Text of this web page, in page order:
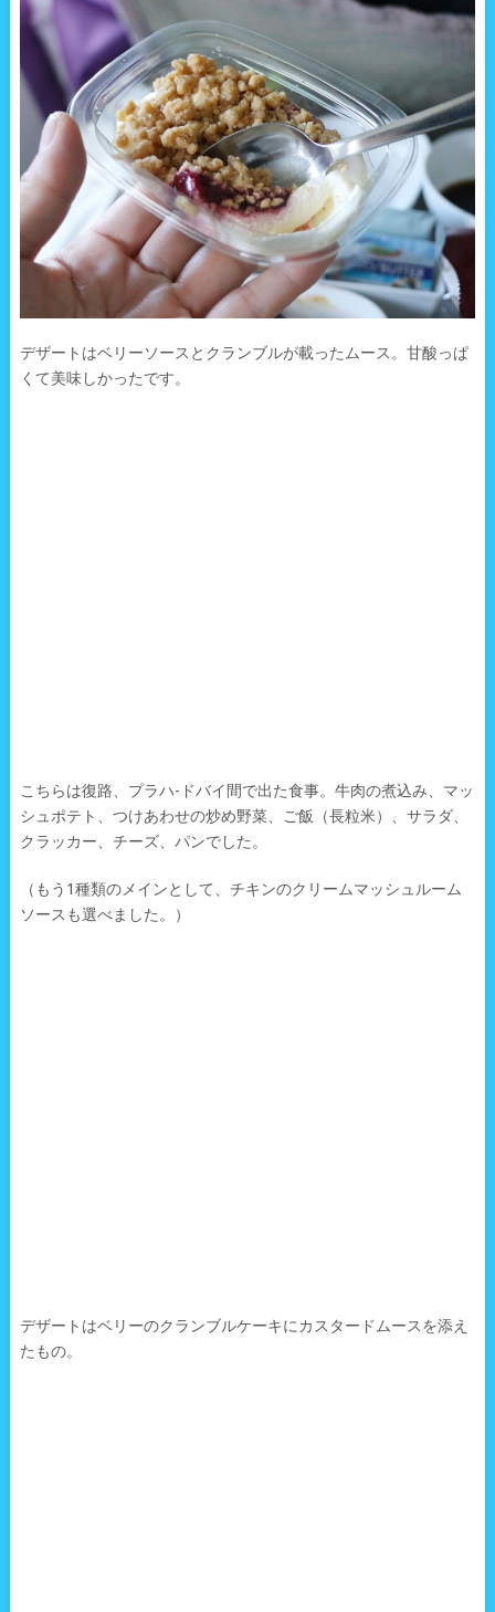
デザートはベリーソースとクランブルが載ったムース。甘酸っぱ
くて美味しかったです。
こちらは復路、プラハ-ドバイ間で出た食事。牛肉の煮込み、マッ
シュポテト、つけあわせの炒め野菜、ご飯（長粒米）、サラダ、
クラッカー、チーズ、パンでした。
（もう1種類のメインとして、チキンのクリームマッシュルーム
ソースも選べました。）
デザートはベリーのクランブルケーキにカスタードムースを添え
たもの。